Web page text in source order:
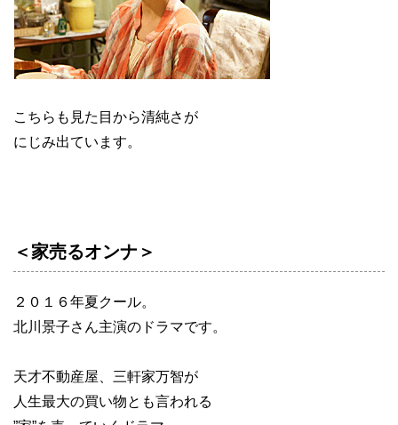
こちらも見た目から清純さが
にじみ出ています。
＜家売るオンナ＞
２０１６年夏クール。
北川景子さん主演のドラマです。
天才不動産屋、三軒家万智が
人生最大の買い物とも言われる